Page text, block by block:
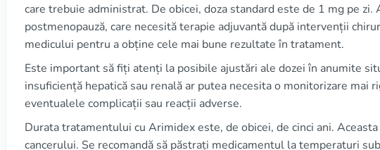
care trebuie administrat. De obicei, doza standard este de 1 mg pe
postmenopauză, care necesită terapie adjuvantă după intervenții
medicului pentru a obține cele mai bune rezultate în tratament.
Este important să fiți atenți la posibile ajustări ale dozei în anumite
insuficiență hepatică sau renală ar putea necesita o monitorizare mai
eventualele complicații sau reacții adverse.
Durata tratamentului cu Arimidex este, de obicei, de cinci ani.
cancerului. Se recomandă să păstrați medicamentul la temperaturi